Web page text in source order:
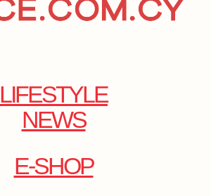
LIFESTYLE
NEWS
E-SHOP